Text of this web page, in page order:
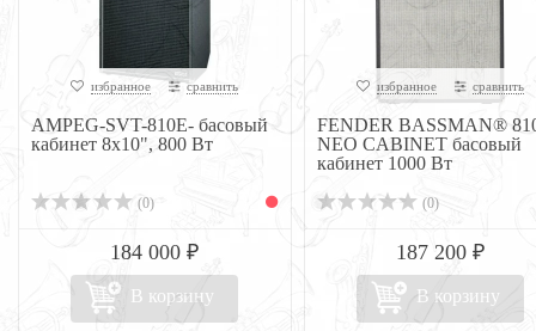
избранное сравнить
AMPEG-SVT-810E- басовый
кабинет 8х10", 800 Вт
(0)
184 000 ₽
В корзину
избранное сравнить
FENDER BASSMAN®
NEO CABINET басовый
кабинет 1000 Вт
(0)
187 200 ₽
В корзину